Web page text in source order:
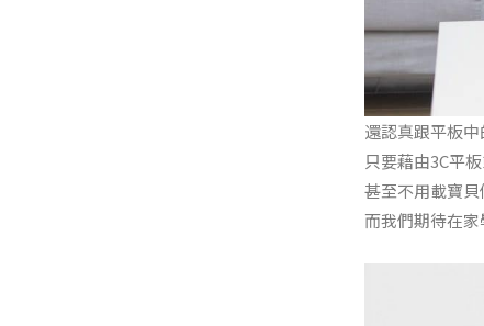
還認真跟平板中
只要藉由3C平
甚至不用載寶
而我們期待在